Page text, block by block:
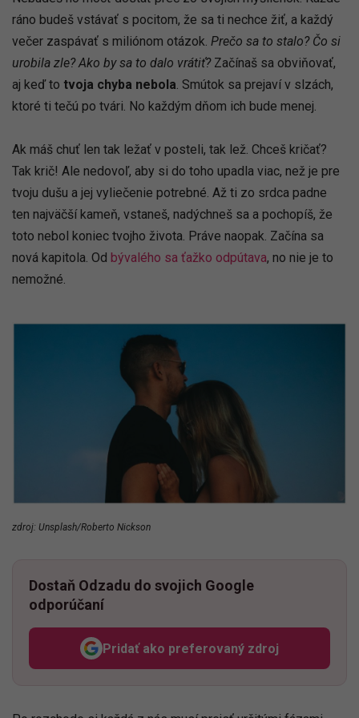
ráno budeš vstávať s pocitom, že sa ti nechce žiť, a každý
večer zaspávať s miliónom otázok. Prečo sa to stalo? Čo si
urobila zle? Ako by sa to dalo vrátiť?Začínaš sa obviňovať,
aj keď to tvoja chyba nebola. Smútok sa prejaví v slzách,
ktoré ti tečú po tvári. No každým dňom ich bude menej.
Ak máš chuť len tak ležať v posteli, tak lež. Chceš kričať?
Tak krič! Ale nedovoľ, aby si do toho upadla viac, než je pre
tvoju dušu a jej vyliečenie potrebné. Až ti zo srdca padne
ten najväčší kameň, vstaneš, nadýchneš sa a pochopíš, že
toto nebol koniec tvojho života. Práve naopak. Začína sa
nová kapitola. Od bývalého sa ťažko odpútava, no nie je to
nemožné.
zdroj: Unsplash/Roberto Nickson
Dostaň Odzadu do svojich Google
odporúčaní
Pridať ako preferovaný zdroj
Odzadu, odkaz sa otvorí v